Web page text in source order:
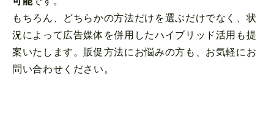
もちろん、どちらかの方法だけを選ぶだけでなく、状
況によって広告媒体を併用したハイブリッド活用も提
案いたします。販促方法にお悩みの方も、お気軽にお
問い合わせください。